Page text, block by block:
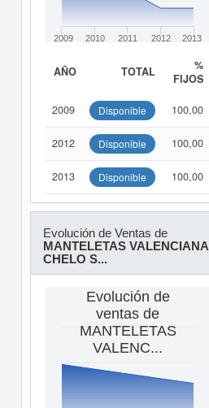
2009 2010 2011 2012 2013
AÑO TOTAL
%
FIJOS
2009 Disponible 100,00
2012 Disponible 100,00
2013 Disponible 100,00
Evolución de Ventas de
MANTELETAS VALENCIANA
CHELO S...
Evolución de
ventas de
MANTELETAS
VALENC...